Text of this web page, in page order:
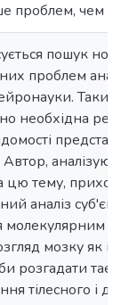
проблем, чем
пошук
проблем
необхідна
Автор,
цю тему,
аналіз
молекулярним
мозку як
розгадати
тілесного і